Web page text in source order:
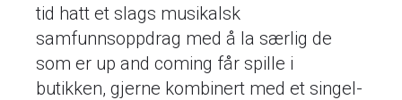
tid hatt et slags musikalsk
samfunnsoppdrag med å la særlig de
som er up and coming får spille i
butikken, gjerne kombinert med et singel-